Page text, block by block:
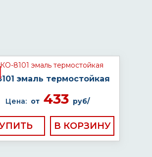
эмаль термостойкая
Цена: от 433 руб/